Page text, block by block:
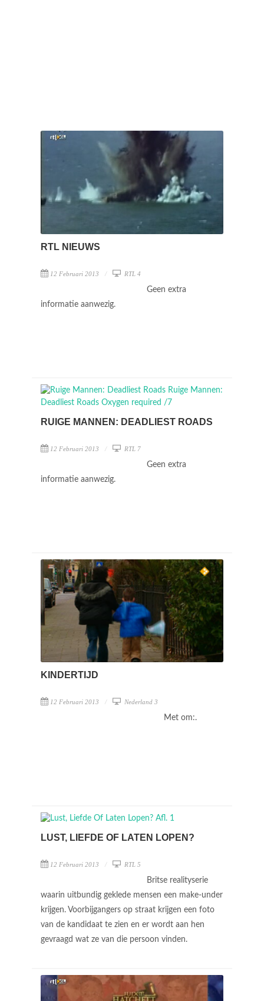
RTL NIEUWS
12 Februari 2013 RTL 4
Geen extra
informatie aanwezig.
RUIGE MANNEN: DEADLIEST ROADS
12 Februari 2013 RTL 7
Geen extra
informatie aanwezig.
KINDERTIJD
12 Februari 2013 Nederland 3
Met om:.
LUST, LIEFDE OF LATEN LOPEN?
12 Februari 2013 RTL 5
Britse realityserie
waarin uitbundig geklede mensen een make-under
krijgen. Voorbijgangers op straat krijgen een foto
van de kandidaat te zien en er wordt aan hen
gevraagd wat ze van die persoon vinden.